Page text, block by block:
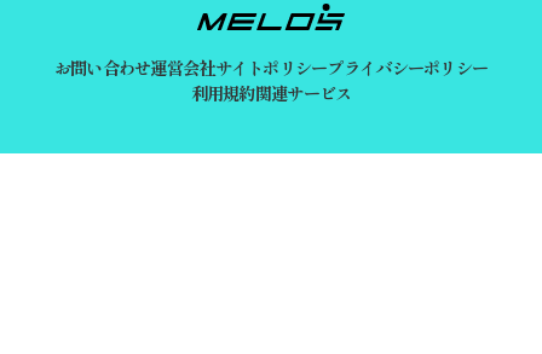
お問い合わせ運営会社サイトポリシープライバシーポリシー
利用規約関連サービス